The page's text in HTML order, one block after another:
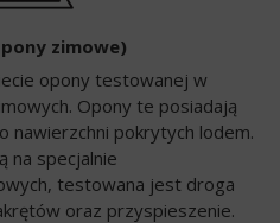
zimowe)
opony testowanej w
Opony te posiadają
nawierzchni pokrytych lodem.
na specjalnie
testowana jest droga
oraz przyspieszenie.